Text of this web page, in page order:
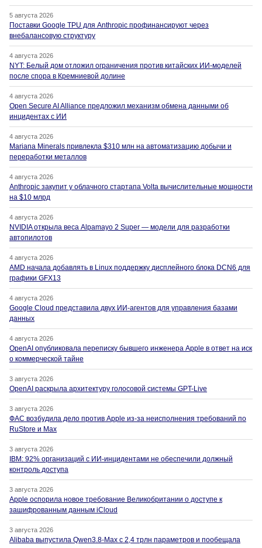
5 августа 2026
Поставки Google TPU для Anthropic профинансируют через
внебалансовую структуру
4 августа 2026
NYT: Белый дом отложил ограничения против китайских ИИ-моделей
после спора в Кремниевой долине
4 августа 2026
Open Secure AI Alliance предложил механизм обмена данными об
инцидентах с ИИ
4 августа 2026
Mariana Minerals привлекла $310 млн на автоматизацию добычи и
переработки металлов
4 августа 2026
Anthropic закупит у облачного стартапа Volta вычислительные мощности
на $10 млрд
4 августа 2026
NVIDIA открыла веса Alpamayo 2 Super — модели для разработки
автопилотов
4 августа 2026
AMD начала добавлять в Linux поддержку дисплейного блока DCN6 для
графики GFX13
4 августа 2026
Google Cloud представила двух ИИ-агентов для управления базами
данных
4 августа 2026
OpenAI опубликовала переписку бывшего инженера Apple в ответ на иск
о коммерческой тайне
3 августа 2026
OpenAI раскрыла архитектуру голосовой системы GPT-Live
3 августа 2026
ФАС возбудила дело против Apple из-за неисполнения требований по
RuStore и Max
3 августа 2026
IBM: 92% организаций с ИИ-инцидентами не обеспечили должный
контроль доступа
3 августа 2026
Apple оспорила новое требование Великобритании о доступе к
зашифрованным данным iCloud
3 августа 2026
Alibaba выпустила Qwen3.8-Max с 2,4 трлн параметров и пообещала